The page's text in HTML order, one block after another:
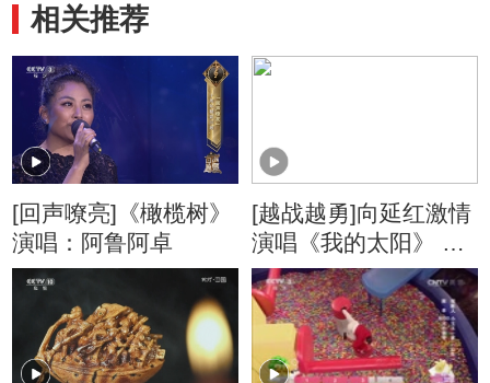
相关推荐
[回声嘹亮]《橄榄树》
演唱：阿鲁阿卓
[越战越勇]向延红激情
演唱《我的太阳》 歌
声中充满了力量